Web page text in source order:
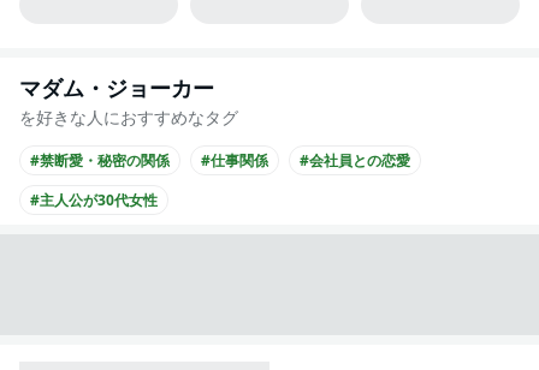
マダム・ジョーカー
を好きな人におすすめなタグ
#禁断愛・秘密の関係 #仕事関係
#会社員との恋愛
#主人公が30代女性